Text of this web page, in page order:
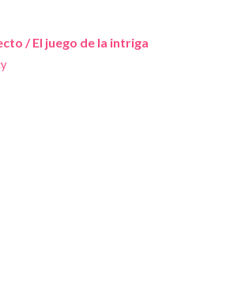
/ El juego de la intriga